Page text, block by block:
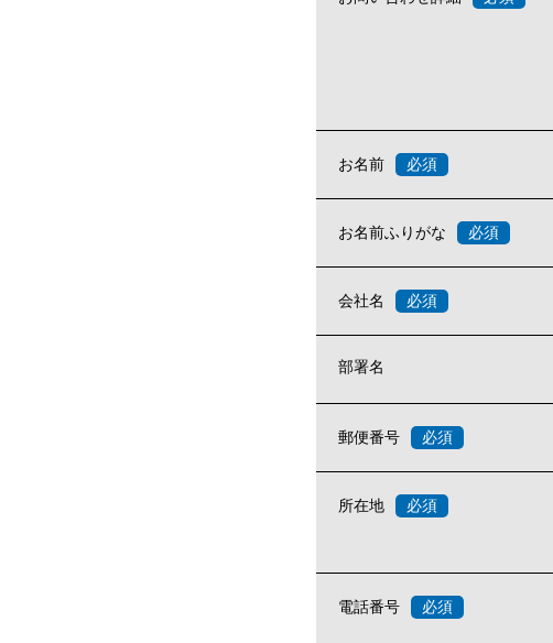
お名前
お名前ふりがな
会社名
部署名
郵便番号
所在地
電話番号